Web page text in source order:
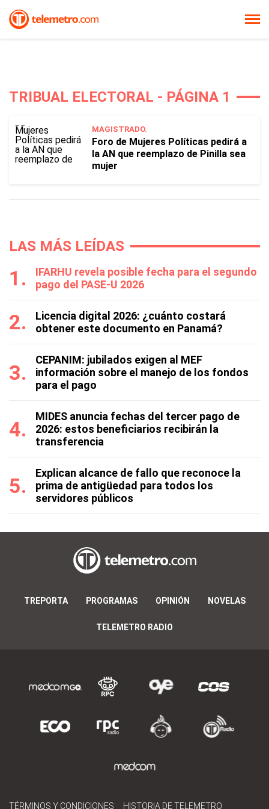
TRIBUAL ELECTORAL - PÁGINA 1
MAGISTRADO.
Foro de Mujeres Políticas pedirá a
la AN que reemplazo de Pinilla sea
mujer
LAS MÁS LEÍDAS
IFARHU revela posible fecha para el segundo
pago del PASE-U 2026
Licencia digital 2026: ¿cuánto costará
obtener este documento en Panamá?
CEPANIM: jubilados exigen al MEF
información sobre el manejo de los fondos
para el pago
MIDES anuncia fechas del tercer pago de
2026: estos beneficiarios recibirán la
transferencia
Explican alcance de fallo que reconoce la
prima de antigüedad para todos los
servidores públicos
TREPORTA PROGRAMAS OPINIÓN NOVELAS
TELEMETRO RADIO
TÉRMINOS Y CONDICIONES HISTORIA DE TELEMETRO